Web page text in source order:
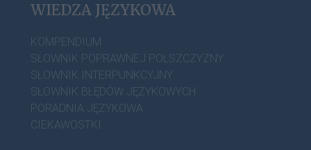
WIEDZA JĘZYKOWA
KOMPENDIUM
SŁOWNIK POPRAWNEJ POLSZCZYZNY
SŁOWNIK INTERPUNKCYJNY
SŁOWNIK BŁĘDÓW JĘZYKOWYCH
PORADNIA JĘZYKOWA
CIEKAWOSTKI